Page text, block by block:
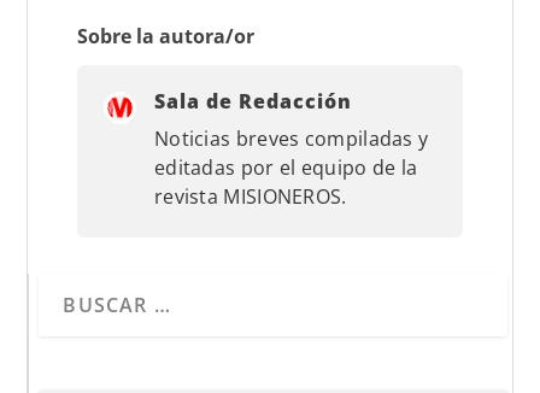
Sobre la autora/or
Sala de Redacción
Noticias breves compiladas y
editadas por el equipo de la
revista MISIONEROS.